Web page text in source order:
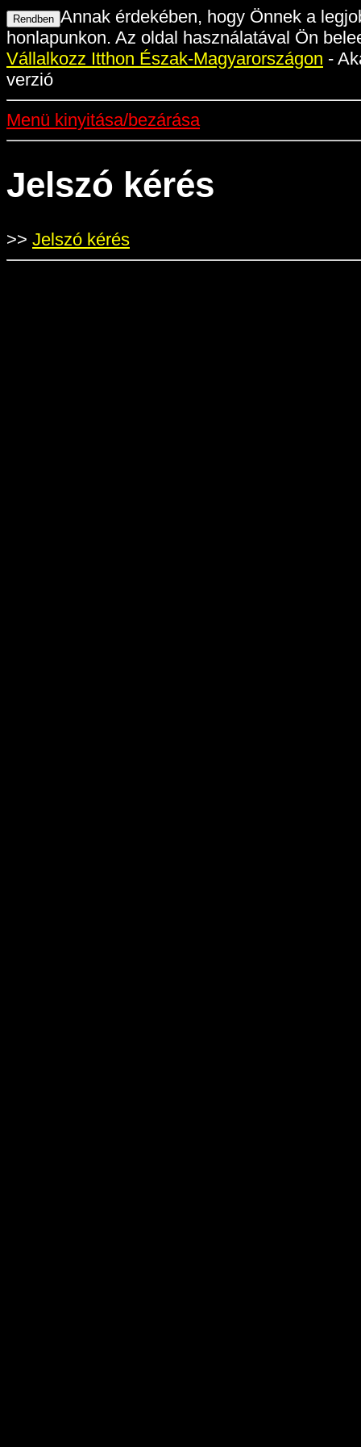
Annak érdekében, hogy Önnek a
honlapunkon. Az oldal használatával Ön
Vállalkozz Itthon Észak-Magyarországon -
verzió
Menü kinyitása/bezárása
Jelszó kérés
>> Jelszó kérés